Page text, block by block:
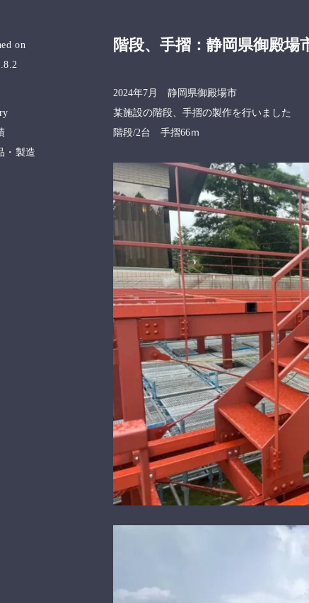
on
・製造
階段、手摺：静岡県御殿場
2024年7月 静岡県御殿場市
某施設の階段、手摺の製作を行いました
階段/2台 手摺66ｍ